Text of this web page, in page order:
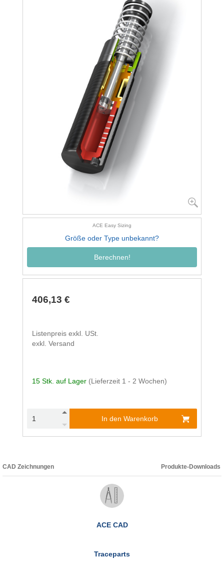
ACE Easy Sizing
Größe oder Type unbekannt?
Berechnen!
406,13 €
Listenpreis exkl. USt.
exkl. Versand
15 Stk. auf Lager (Lieferzeit 1 - 2 Wochen)
In den Warenkorb
CAD Zeichnungen Produkte-Downloads
ACE CAD
Traceparts